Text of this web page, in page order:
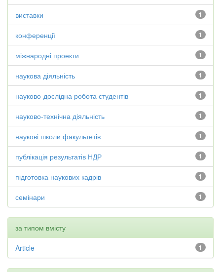
1
виставки
1
конференції
1
міжнародні проекти
1
наукова діяльність
1
науково-дослідна робота студентів
1
науково-технічна діяльність
1
наукові школи факультетів
1
публікація результатів НДР
1
підготовка наукових кадрів
1
семінари
за типом вмісту
1
Article